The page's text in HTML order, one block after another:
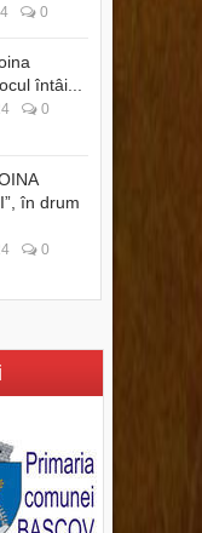
0
întâi...
0
în drum
0